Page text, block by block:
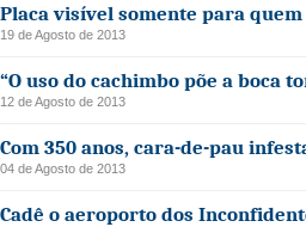
Placa visível somente para
19 de Agosto de 2013
“O uso do cachimbo põe a boca
12 de Agosto de 2013
Com 350 anos, cara-de-pau
04 de Agosto de 2013
Cadê o aeroporto dos